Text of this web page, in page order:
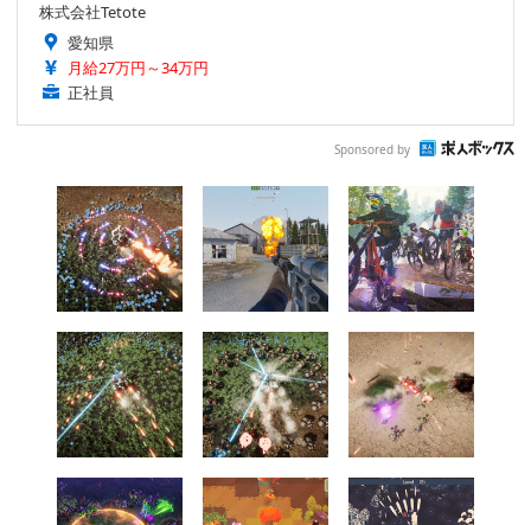
株式会社Tetote
愛知県
月給27万円～34万円
正社員
Sponsored by